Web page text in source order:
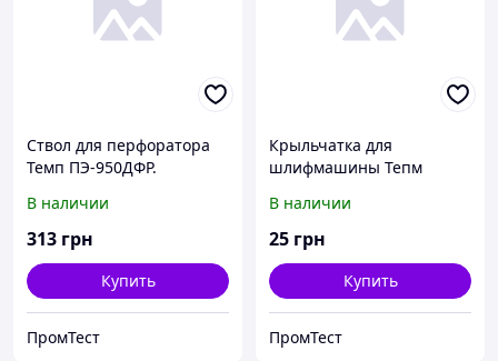
Ствол для перфоратора
Темп ПЭ-950ДФР.
В наличии
313 грн
Купить
ПромТест
Крыльчатка для
шлифмашины Тепм
В наличии
25 грн
Купить
ПромТест